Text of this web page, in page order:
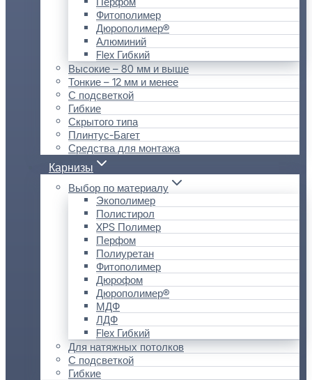
Фитополимер
Дюрополимер®
Алюминий
Flex Гибкий
Высокие – 80 мм и выше
Тонкие – 12 мм и менее
С подсветкой
Гибкие
Скрытого типа
Плинтус-Багет
Средства для монтажа
Карнизы
Выбор по материалу
Экополимер
Полистирол
XPS Полимер
Перфом
Полиуретан
Фитополимер
Дюрофом
Дюрополимер®
МДФ
ЛДФ
Flex Гибкий
Для натяжных потолков
С подсветкой
Гибкие